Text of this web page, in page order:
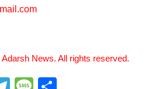
News. All rights reserved.
T
M